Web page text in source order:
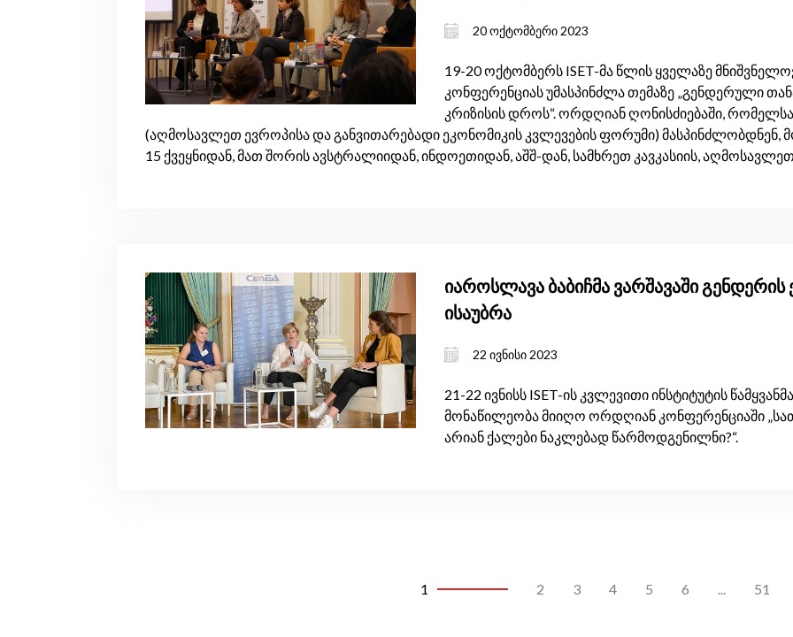
20 ოქტომბერი 2023
19-20 ოქტომბერს ISET-მა წლის ყველაზე
კონფერენციას უმასპინძლა თემაზე „გენდერული
კრიზისის დროს“. ორდღიან ღონისძიებაში,
(აღმოსავლეთ ევროპისა და განვითარებადი ეკონომიკის კვლევების ფორუმი) მასპინძლობდნენ,
15 ქვეყნიდან, მათ შორის ავსტრალიიდან, ინდოეთიდან, აშშ-დან, სამხრეთ კავკასიის,
იაროსლავა ბაბიჩმა ვარშავაში
ისაუბრა
22 ივნისი 2023
21-22 ივნისს ISET-ის კვლევითი ინსტიტუტის
მონაწილეობა მიიღო ორდღიან კონფერენციაში
არიან ქალები ნაკლებად წარმოდგენილნი?“.
1 2 3 4 5 6 51